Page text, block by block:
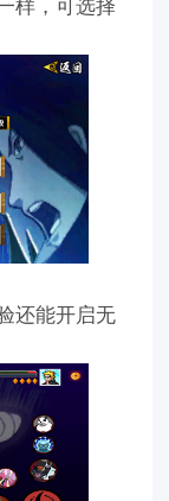
还能开启无